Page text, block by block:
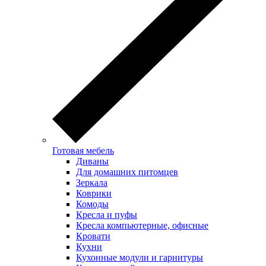
Готовая мебель
Диваны
Для домашних питомцев
Зеркала
Коврики
Комоды
Кресла и пуфы
Кресла компьютерные, офисные
Кровати
Кухни
Кухонные модули и гарнитуры